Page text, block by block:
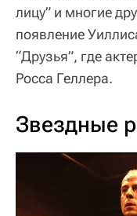
лицу” и многие
появление
“Друзья”, где
Росса Геллера.
Звездные